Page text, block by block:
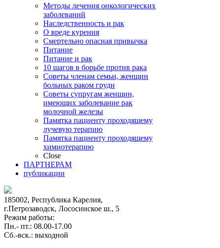
Методы лечения онкологических
заболеваний
Наследственность и рак
О вреде курения
Смертельно опасная привычка
Питание
Питание и рак
10 шагов в борьбе против рака
Советы членам семьи, женщин
больных раком груди
Советы супругам женщин,
имеющих заболевание рак
молочной железы
Памятка пациенту проходящему
лучевую терапию
Памятка пациенту проходящему
химиотерапию
Close
ПАРТНЕРАМ
публикации
185002, Республика Карелия,
г.Петрозаводск, Лососинское ш., 5
Режим работы:
Пн.- пт.: 08.00-17.00
Cб.-вск.: выходной